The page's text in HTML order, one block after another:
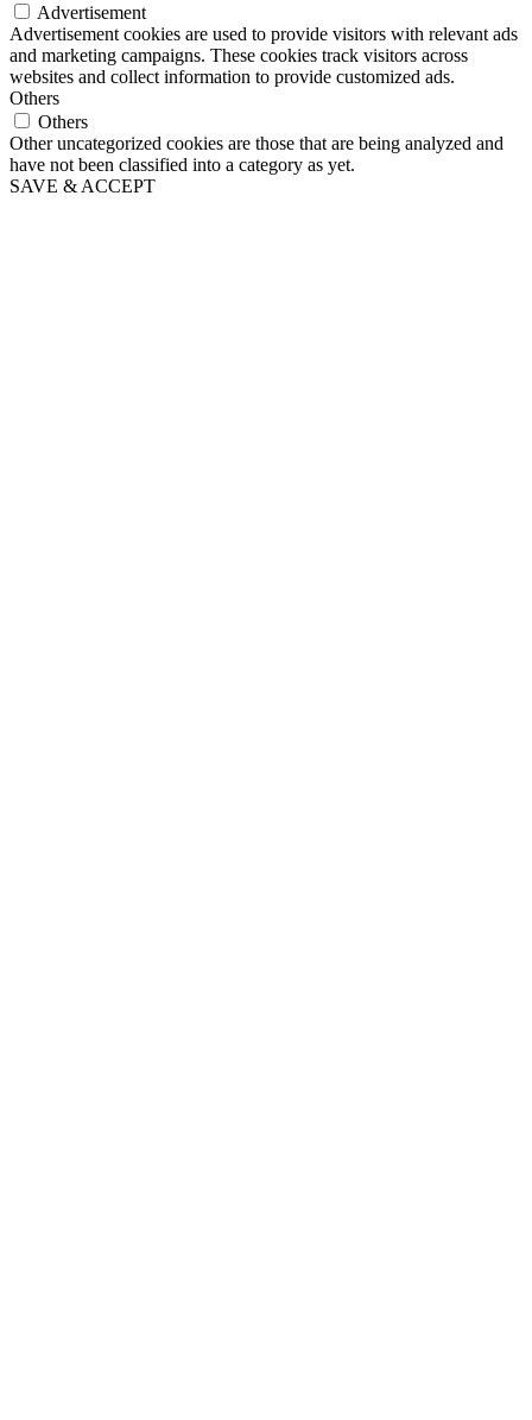
Advertisement
Advertisement cookies are used to provide visitors with relevant ads
and marketing campaigns. These cookies track visitors across
websites and collect information to provide customized ads.
Others
Others
Other uncategorized cookies are those that are being analyzed and
have not been classified into a category as yet.
SAVE & ACCEPT